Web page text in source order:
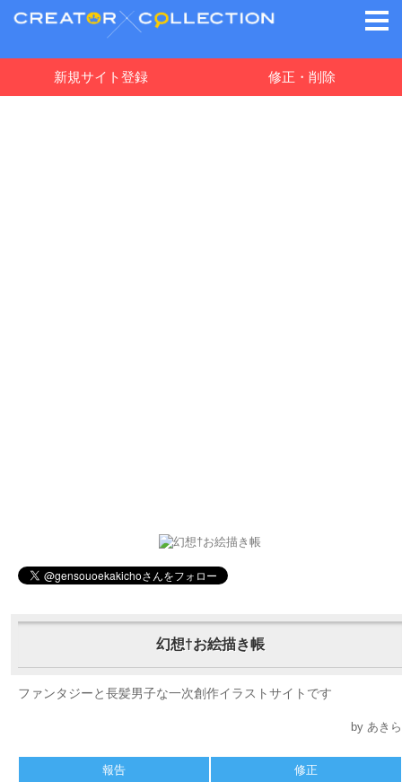
新規サイト登録 修正・削除
幻想†お絵描き帳
ファンタジーと長髪男子な一次創作イラストサイトです
by あきら
報告 修正